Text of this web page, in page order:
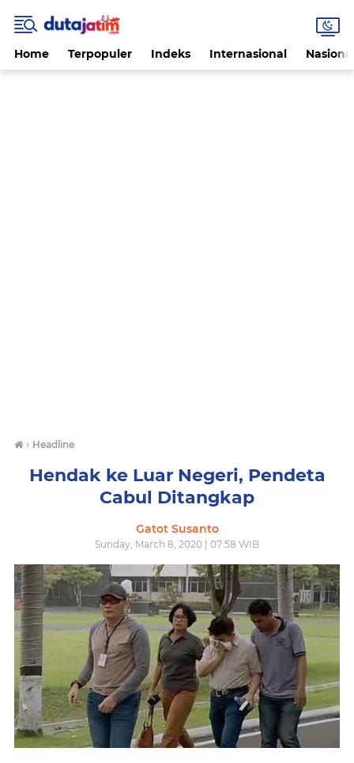
Home Terpopuler Indeks Internasional
› Headline
Hendak ke Luar Negeri, Pendeta
Cabul Ditangkap
Gatot Susanto
Sunday, March 8, 2020 | 07:58 WIB